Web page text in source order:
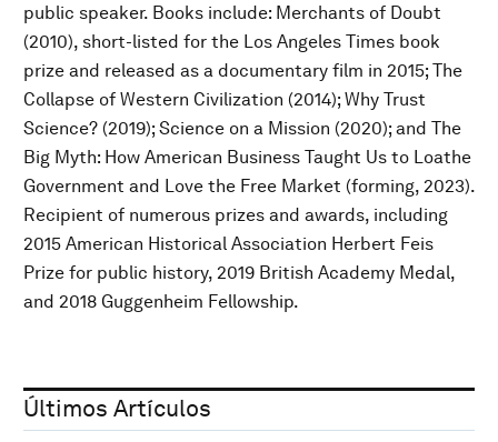
public speaker. Books include: Merchants of Doubt
(2010), short-listed for the Los Angeles Times book
prize and released as a documentary film in 2015; The
Collapse of Western Civilization (2014); Why Trust
Science? (2019); Science on a Mission (2020); and The
Big Myth: How American Business Taught Us to Loathe
Government and Love the Free Market (forming, 2023).
Recipient of numerous prizes and awards, including
2015 American Historical Association Herbert Feis
Prize for public history, 2019 British Academy Medal,
and 2018 Guggenheim Fellowship.
Últimos Artículos